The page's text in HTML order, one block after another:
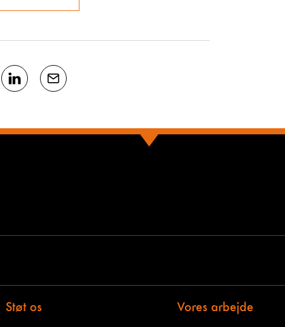
Støt os Vores arbejde